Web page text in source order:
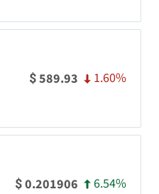
$589.93 1.60%
$0.201906 6.54%